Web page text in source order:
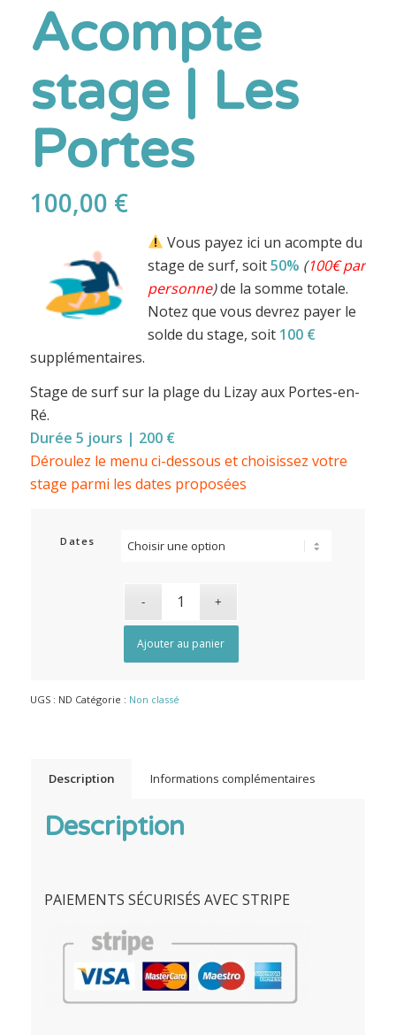
Acompte
stage | Les
Portes
100,00 €
Vous payez ici un acompte du
stage de surf, soit50% (100€ par
personne)de la somme totale.
Notez que vous devrez payer le
solde du stage, soit 100 €
supplémentaires.
Stage de surf sur la plage du Lizay aux Portes-en-
Ré.
Durée 5 jours | 200 €
Déroulez le menu ci-dessous et choisissez votre
stage parmi les dates proposées
Dates
Ajouter au panier
UGS : ND Catégorie : Non classé
Description Informations complémentaires
Description
PAIEMENTS SÉCURISÉS AVEC STRIPE